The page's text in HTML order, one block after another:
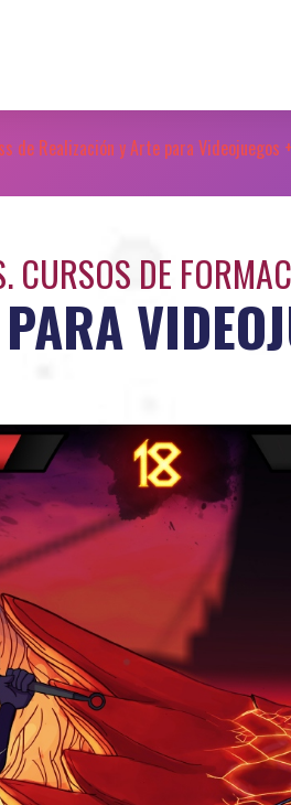
de Realización y Arte para Videojuegos
CURSOS DE